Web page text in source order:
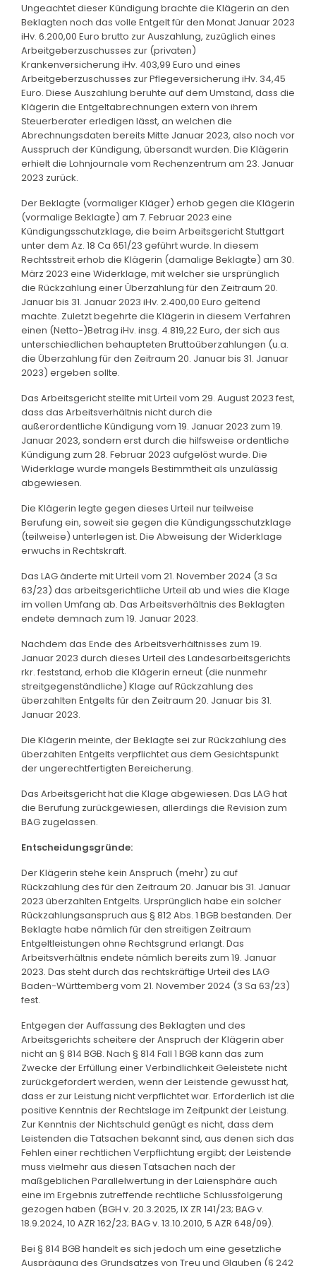
Ungeachtet dieser Kündigung brachte die Klägerin an den
Beklagten noch das volle Entgelt für den Monat Januar 2023
iHv. 6.200,00 Euro brutto zur Auszahlung, zuzüglich eines
Arbeitgeberzuschusses zur (privaten)
Krankenversicherung iHv. 403,99 Euro und eines
Arbeitgeberzuschusses zur Pflegeversicherung iHv. 34,45
Euro. Diese Auszahlung beruhte auf dem Umstand, dass die
Klägerin die Entgeltabrechnungen extern von ihrem
Steuerberater erledigen lässt, an welchen die
Abrechnungsdaten bereits Mitte Januar 2023, also noch vor
Ausspruch der Kündigung, übersandt wurden. Die Klägerin
erhielt die Lohnjournale vom Rechenzentrum am 23. Januar
2023 zurück.
Der Beklagte (vormaliger Kläger) erhob gegen die Klägerin
(vormalige Beklagte) am 7. Februar 2023 eine
Kündigungsschutzklage, die beim Arbeitsgericht Stuttgart
unter dem Az. 18 Ca 651/23 geführt wurde. In diesem
Rechtsstreit erhob die Klägerin (damalige Beklagte) am 30.
März 2023 eine Widerklage, mit welcher sie ursprünglich
die Rückzahlung einer Überzahlung für den Zeitraum 20.
Januar bis 31. Januar 2023 iHv. 2.400,00 Euro geltend
machte. Zuletzt begehrte die Klägerin in diesem Verfahren
einen (Netto-)Betrag iHv. insg. 4.819,22 Euro, der sich aus
unterschiedlichen behaupteten Bruttoüberzahlungen (u.a.
die Überzahlung für den Zeitraum 20. Januar bis 31. Januar
2023) ergeben sollte.
Das Arbeitsgericht stellte mit Urteil vom 29. August 2023 fest,
dass das Arbeitsverhältnis nicht durch die
außerordentliche Kündigung vom 19. Januar 2023 zum 19.
Januar 2023, sondern erst durch die hilfsweise ordentliche
Kündigung zum 28. Februar 2023 aufgelöst wurde. Die
Widerklage wurde mangels Bestimmtheit als unzulässig
abgewiesen.
Die Klägerin legte gegen dieses Urteil nur teilweise
Berufung ein, soweit sie gegen die Kündigungsschutzklage
(teilweise) unterlegen ist. Die Abweisung der Widerklage
erwuchs in Rechtskraft.
Das LAG änderte mit Urteil vom 21. November 2024 (3 Sa
63/23) das arbeitsgerichtliche Urteil ab und wies die Klage
im vollen Umfang ab. Das Arbeitsverhältnis des Beklagten
endete demnach zum 19. Januar 2023.
Nachdem das Ende des Arbeitsverhältnisses zum 19.
Januar 2023 durch dieses Urteil des Landesarbeitsgerichts
rkr. feststand, erhob die Klägerin erneut (die nunmehr
streitgegenständliche) Klage auf Rückzahlung des
überzahlten Entgelts für den Zeitraum 20. Januar bis 31.
Januar 2023.
Die Klägerin meinte, der Beklagte sei zur Rückzahlung des
überzahlten Entgelts verpflichtet aus dem Gesichtspunkt
der ungerechtfertigten Bereicherung.
Das Arbeitsgericht hat die Klage abgewiesen. Das LAG hat
die Berufung zurückgewiesen, allerdings die Revision zum
BAG zugelassen.
Entscheidungsgründe:
Der Klägerin stehe kein Anspruch (mehr) zu auf
Rückzahlung des für den Zeitraum 20. Januar bis 31. Januar
2023 überzahlten Entgelts. Ursprünglich habe ein solcher
Rückzahlungsanspruch aus § 812 Abs. 1 BGB bestanden. Der
Beklagte habe nämlich für den streitigen Zeitraum
Entgeltleistungen ohne Rechtsgrund erlangt. Das
Arbeitsverhältnis endete nämlich bereits zum 19. Januar
2023. Das steht durch das rechtskräftige Urteil des LAG
Baden-Württemberg vom 21. November 2024 (3 Sa 63/23)
fest.
Entgegen der Auffassung des Beklagten und des
Arbeitsgerichts scheitere der Anspruch der Klägerin aber
nicht an § 814 BGB. Nach § 814 Fall 1 BGB kann das zum
Zwecke der Erfüllung einer Verbindlichkeit Geleistete nicht
zurückgefordert werden, wenn der Leistende gewusst hat,
dass er zur Leistung nicht verpflichtet war. Erforderlich ist die
positive Kenntnis der Rechtslage im Zeitpunkt der Leistung.
Zur Kenntnis der Nichtschuld genügt es nicht, dass dem
Leistenden die Tatsachen bekannt sind, aus denen sich das
Fehlen einer rechtlichen Verpflichtung ergibt; der Leistende
muss vielmehr aus diesen Tatsachen nach der
maßgeblichen Parallelwertung in der Laiensphäre auch
eine im Ergebnis zutreffende rechtliche Schlussfolgerung
gezogen haben (BGH v. 20.3.2025, IX ZR 141/23; BAG v.
18.9.2024, 10 AZR 162/23; BAG v. 13.10.2010, 5 AZR 648/09).
Bei § 814 BGB handelt es sich jedoch um eine gesetzliche
Ausprägung des Grundsatzes von Treu und Glauben (§ 242